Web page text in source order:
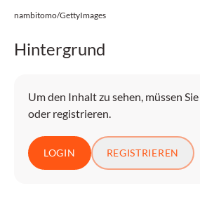
nambitomo/GettyImages
Hintergrund
Um den Inhalt zu sehen, müssen
oder registrieren.
LOGIN REGISTRIEREN